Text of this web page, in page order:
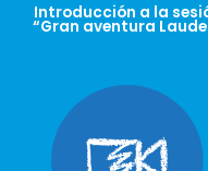
Introducción a la
“Gran aventura